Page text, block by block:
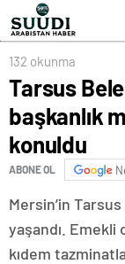
132 okunma
Tarsus
başkanlık
konuldu
ABONE OL
Mersin’in
yaşandı.
kıdem